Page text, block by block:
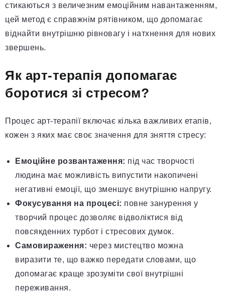
стикаються з величезним емоційним навантаженням,
цей метод є справжнім рятівником, що допомагає
віднайти внутрішню рівновагу і натхнення для нових
звершень.
Як арт-терапія допомагає
боротися зі стресом?
Процес арт-терапії включає кілька важливих етапів,
кожен з яких має своє значення для зняття стресу:
Емоційне розвантаження: під час творчості
людина має можливість випустити накопичені
негативні емоції, що зменшує внутрішню напругу.
Фокусування на процесі: повне занурення у
творчий процес дозволяє відволіктися від
повсякденних турбот і стресових думок.
Самовираження: через мистецтво можна
виразити те, що важко передати словами, що
допомагає краще зрозуміти свої внутрішні
переживання.